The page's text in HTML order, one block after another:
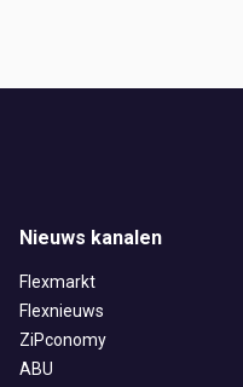
Nieuws kanalen
Flexmarkt
Flexnieuws
ZiPconomy
ABU